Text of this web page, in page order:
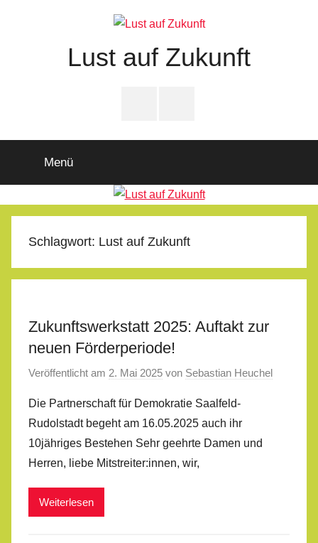
Lust auf Zukunft
Menü
Schlagwort: Lust auf Zukunft
Zukunftswerkstatt 2025: Auftakt zur
neuen Förderperiode!
Veröffentlicht am 2. Mai 2025 von Sebastian Heuchel
Die Partnerschaft für Demokratie Saalfeld-
Rudolstadt begeht am 16.05.2025 auch ihr
10jähriges Bestehen Sehr geehrte Damen und
Herren, liebe Mitstreiter:innen, wir,
Weiterlesen